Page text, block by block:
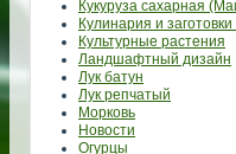
Кукуруза сахарная
Кулинария и
Культурные растения
Ландшафтный дизайн
Лук батун
Лук репчатый
Морковь
Новости
Огурцы